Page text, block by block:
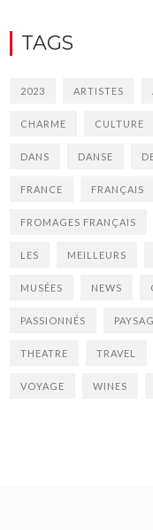
TAGS
2023 ARTISTES
CHARME CULTURE
DANS DANSE
FRANCE FRANÇAIS
FROMAGES FRANÇAIS
LES MEILLEURS
MUSÉES NEWS
PASSIONNÉS
THEATRE TRAVEL
VOYAGE WINES